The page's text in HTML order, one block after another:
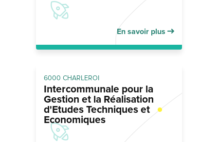
En savoir plus
6000 CHARLEROI
Intercommunale pour la
Gestion et la Réalisation
d'Etudes Techniques et
Economiques